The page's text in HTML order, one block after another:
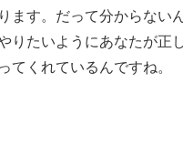
ます。だって分からない
りたいようにあなたが正
てくれているんですね。